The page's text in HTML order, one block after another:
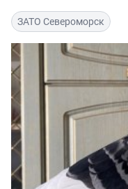
ЗАТО Североморск